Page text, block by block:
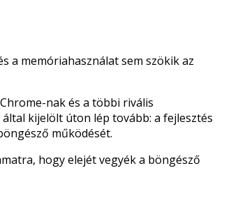
a memóriahasználat sem szökik az
nak és a többi rivális
kijelölt úton lép tovább: a fejlesztés
működését.
hogy elejét vegyék a böngésző